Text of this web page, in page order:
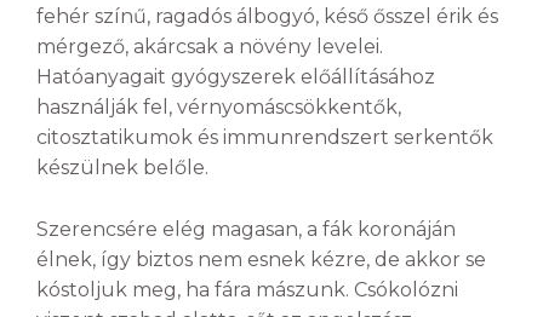
fehér színű, ragadós álbogyó, késő ősszel érik és
mérgező, akárcsak a növény levelei.
Hatóanyagait gyógyszerek előállításához
használják fel, vérnyomáscsökkentők,
citosztatikumok és immunrendszert serkentők
készülnek belőle.
Szerencsére elég magasan, a fák koronáján
élnek, így biztos nem esnek kézre, de akkor se
kóstoljuk meg, ha fára mászunk. Csókolózni